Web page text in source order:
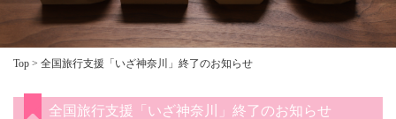
Top > 全国旅行支援「いざ神奈川」終了のお知らせ
全国旅行支援「いざ神奈川」終了のお知らせ